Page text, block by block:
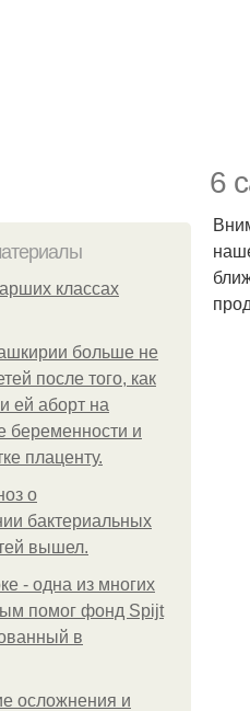
6
классах
больше не
после того, как
ей аборт на
беременности и
плаценту.
о
бактериальных
вышел.
- одна из многих
помог фонд Spijt
в
осложнения и